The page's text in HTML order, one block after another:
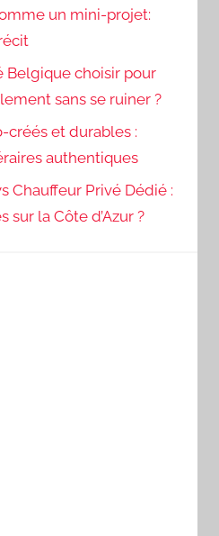
un mini-projet:
Belgique choisir pour
sans se ruiner ?
créés et durables :
authentiques
Chauffeur Privé Dédié :
sur la Côte d’Azur ?